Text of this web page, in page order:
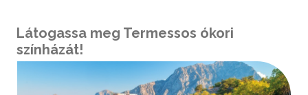
Látogassa meg Termessos ókori
színházát!